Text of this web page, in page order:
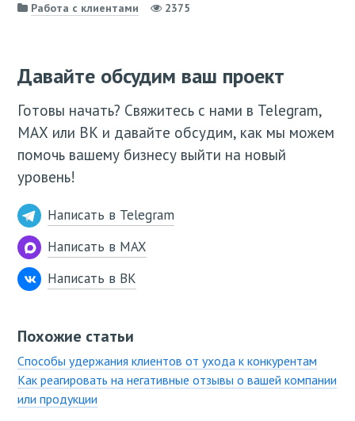
Работа с клиентами 2375
Давайте обсудим ваш проект
Готовы начать? Свяжитесь с нами в Telegram,
МАХ или ВК и давайте обсудим, как мы можем
помочь вашему бизнесу выйти на новый
уровень!
Написать в Telegram
Написать в MAX
Написать в ВК
Похожие статьи
Способы удержания клиентов от ухода к конкурентам
Как реагировать на негативные отзывы о вашей компании
или продукции